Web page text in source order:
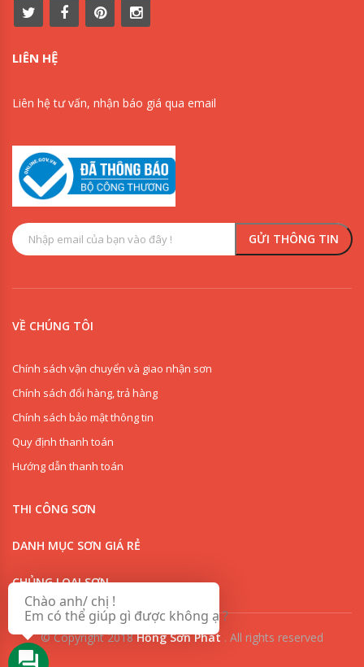
LIÊN HỆ
Liên hệ tư vấn, nhận báo giá qua email
VỀ CHÚNG TÔI
Chính sách vận chuyển và giao nhận sơn
Chính sách đổi hàng, trả hàng
Chính sách bảo mật thông tin
Quy định thanh toán
Hướng dẫn thanh toán
THI CÔNG SƠN
DANH MỤC SƠN GIÁ RẺ
CHỦNG LOẠI SƠN
© Copyright 2018Hồng Sơn Phát . All rights reserved
0918342277
Chào anh/ chị !
Em có thể giúp gì được không ạ ?